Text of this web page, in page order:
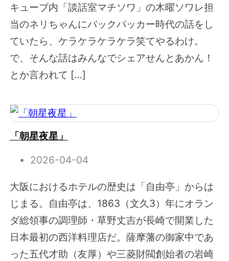
キューブ内「談話室マチソワ」の木曜ソワレ担
当のネリちゃんにバックパッカー時代の話をし
ていたら、ケラケラケラケラ笑てやるわけ。
で、そんな話はみんなでシェアせんとあかん！
とか言われて […]
「朝星夜星」
2026-04-04
大阪におけるホテルの歴史は「自由亭」からは
じまる。自由亭は、1863（文久3）年にオラン
ダ総領事の調理師・草野丈吉が長崎で開業した
日本最初の西洋料理店だ。薩摩藩の御家中であ
った五代才助（友厚）や三菱財閥創始者の岩崎